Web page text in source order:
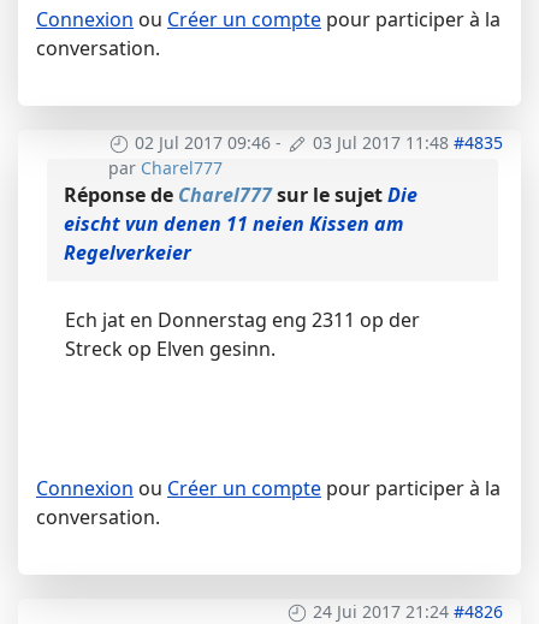
Connexion ou Créer un compte pour participer à la
conversation.
02 Jul 2017 09:46 - 03 Jul 2017 11:48 #4835
par Charel777
Réponse de Charel777sur le sujetDie
eischt vun denen 11 neien Kissen am
Regelverkeier
Ech jat en Donnerstag eng 2311 op der
Streck op Elven gesinn.
Connexion ou Créer un compte pour participer à la
conversation.
24 Jui 2017 21:24 #4826